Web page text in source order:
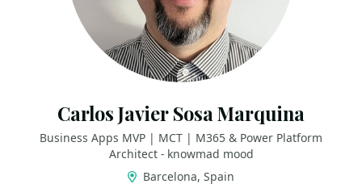
Carlos Javier Sosa Marquina
Business Apps MVP | MCT | M365 & Power Platform
Architect - knowmad mood
Barcelona, Spain